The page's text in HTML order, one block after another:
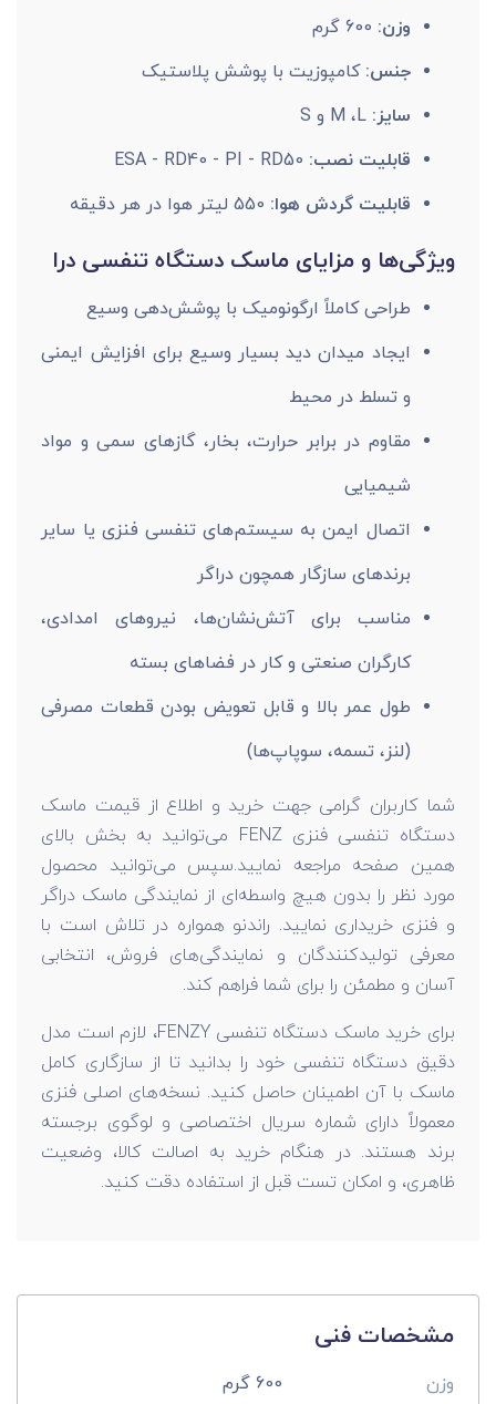
وزن:
جنس: کامپوزیت با پوشش پلاستیک
سایز: M ،L و S
قابلیت نصب:
قابلیت گردش هوا:
ویژگی‌ها و مزایای ماسک دستگاه تنفسی درا
طراحی کاملاً ارگونومیک با پوشش‌دهی وسیع
ایجاد میدان دید بسیار وسیع برای افزایش ایمنی
و تسلط در محیط
مقاوم در برابر حرارت، بخار، گازهای سمی و مواد
شیمیایی
اتصال ایمن به سیستم‌های تنفسی فنزی یا سایر
برندهای سازگار همچون دراگر
مناسب برای آتش‌نشان‌ها، نیروهای امدادی،
کارگران صنعتی و کار در فضاهای بسته
طول عمر بالا و قابل تعویض بودن قطعات مصرفی
(لنز، تسمه، سوپاپ‌ها)
شما کاربران گرامی جهت خرید و اطلاع از قیمت ماسک
دستگاه تنفسی فنزی FENZ می‌توانید به بخش بالای
همین صفحه مراجعه نمایید.سپس می‌توانید محصول
مورد نظر را بدون هیچ واسطه‌ای از نمایندگی ماسک دراگر
و فنزی خریداری نمایید. راندنو همواره در تلاش است با
معرفی تولیدکنندگان و نمایندگی‌های فروش، انتخابی
آسان و مطمئن را برای شما فراهم کند.
برای خرید ماسک دستگاه تنفسی FENZY، لازم است مدل
دقیق دستگاه تنفسی خود را بدانید تا از سازگاری کامل
ماسک با آن اطمینان حاصل کنید. نسخه‌های اصلی فنزی
معمولاً دارای شماره سریال اختصاصی و لوگوی برجسته
برند هستند. در هنگام خرید به اصالت کالا، وضعیت
ظاهری، و امکان تست قبل از استفاده دقت کنید.
مشخصات فنی
وزن 600 گرم